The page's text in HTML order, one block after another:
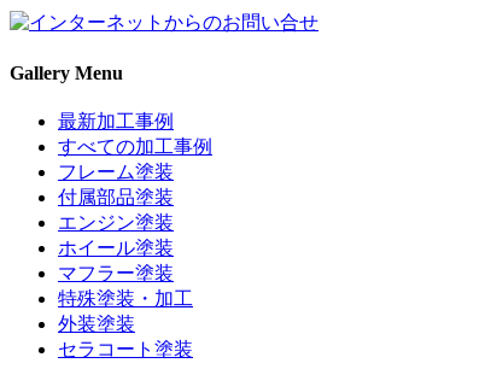
Gallery Menu
最新加工事例
すべての加工事例
フレーム塗装
付属部品塗装
エンジン塗装
ホイール塗装
マフラー塗装
特殊塗装・加工
外装塗装
セラコート塗装